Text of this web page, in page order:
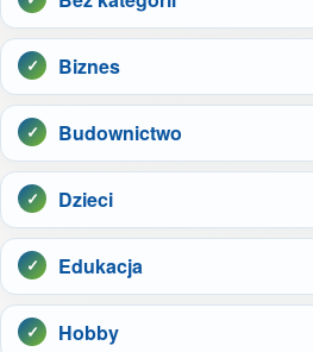
Biznes
Budownictwo
Dzieci
Edukacja
Hobby